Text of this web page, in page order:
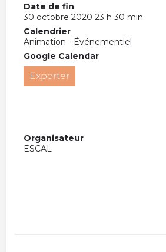
Date de fin
30 octobre 2020 23 h 30 min
Calendrier
Animation - Événementiel
Google Calendar
Exporter
Organisateur
ESCAL